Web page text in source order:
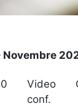
Novembre
Video
conf.